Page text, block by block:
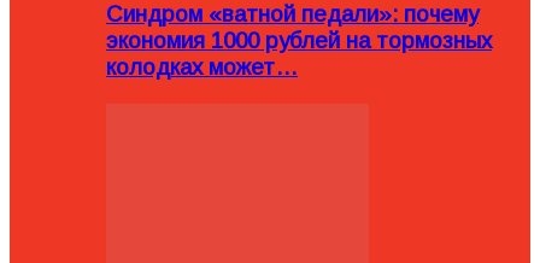
Синдром «ватной педали»: почему
экономия 1000 рублей на тормозных
колодках может…